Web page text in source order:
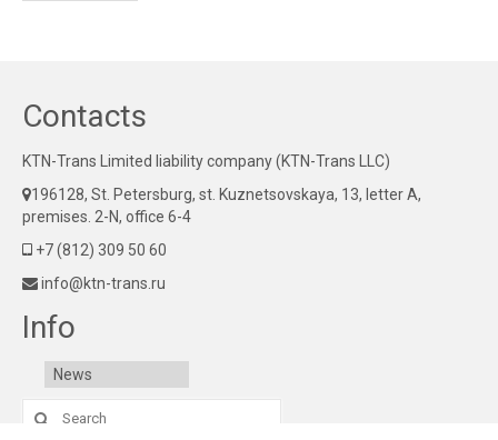
Contacts
KTN-Trans Limited liability company (KTN-Trans LLC)
196128, St. Petersburg, st. Kuznetsovskaya, 13, letter A,
premises. 2-N, office 6-4
+7 (812) 309 50 60
info@ktn-trans.ru
Info
News
Search